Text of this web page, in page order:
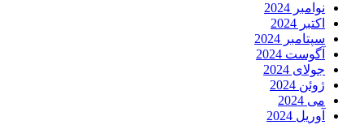
نوامبر 2024
اکتبر 2024
سپتامبر 2024
آگوست 2024
جولای 2024
ژوئن 2024
می 2024
آوریل 2024